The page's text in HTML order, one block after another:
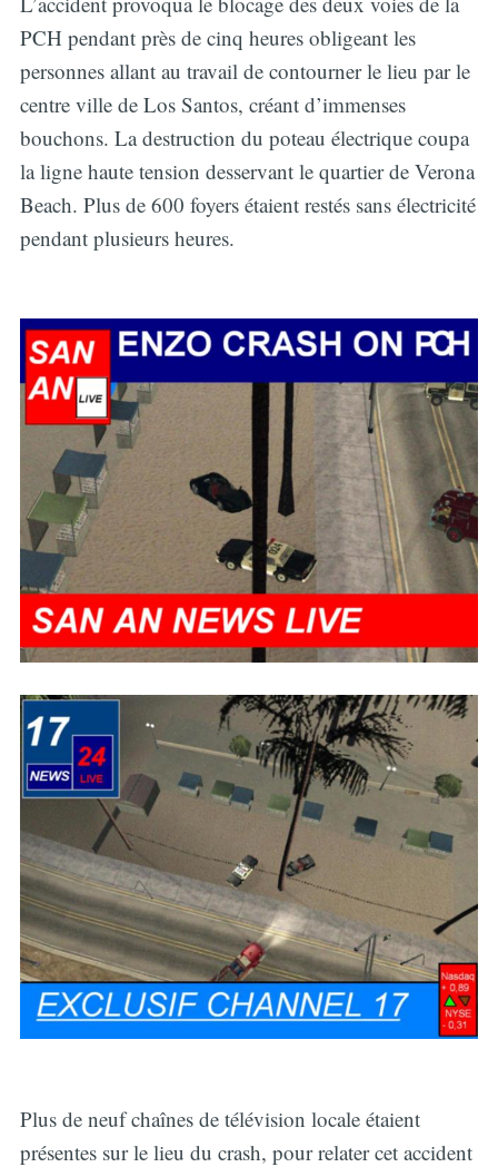
PCH pendant près de cinq heures obligeant les
personnes allant au travail de contourner le lieu par le
centre ville de Los Santos, créant d’immenses
bouchons. La destruction du poteau électrique coupa
la ligne haute tension desservant le quartier de Verona
Beach. Plus de 600 foyers étaient restés sans électricité
pendant plusieurs heures.
Plus de neuf chaînes de télévision locale étaient
présentes sur le lieu du crash, pour relater cet accident